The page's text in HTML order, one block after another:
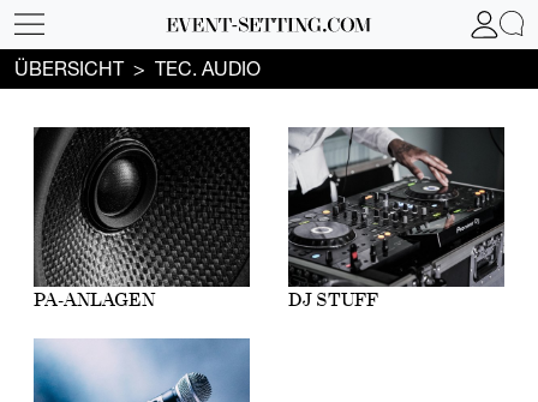
ÜBERSICHT TEC. AUDIO
PA-ANLAGEN DJ STUFF